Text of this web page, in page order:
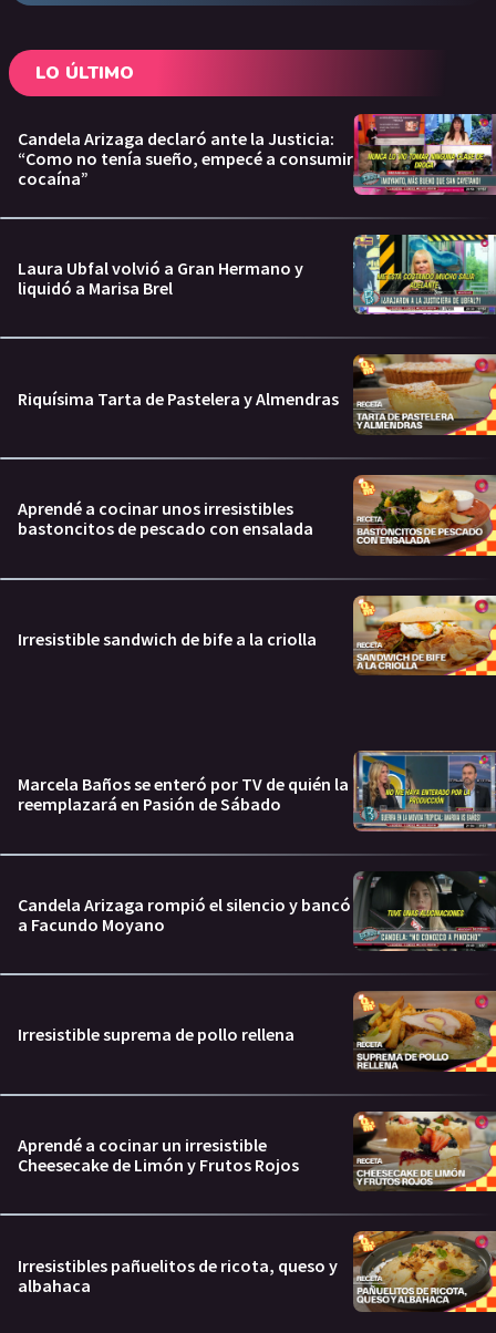
LO ÚLTIMO
Candela Arizaga declaró ante la Justicia:
“Como no tenía sueño, empecé a consumir
cocaína”
Laura Ubfal volvió a Gran Hermano y
liquidó a Marisa Brel
Riquísima Tarta de Pastelera y Almendras
Aprendé a cocinar unos irresistibles
bastoncitos de pescado con ensalada
Irresistible sandwich de bife a la criolla
Marcela Baños se enteró por TV de quién la
reemplazará en Pasión de Sábado
Candela Arizaga rompió el silencio y bancó
a Facundo Moyano
Irresistible suprema de pollo rellena
Aprendé a cocinar un irresistible
Cheesecake de Limón y Frutos Rojos
Irresistibles pañuelitos de ricota, queso y
albahaca